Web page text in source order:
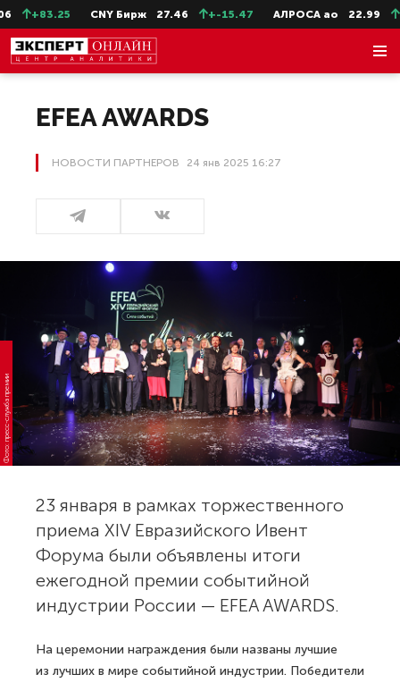
CNY Бирж 27.46 +-15.47 АЛРОСА ао 22.99 +-0.11
EFEA AWARDS
НОВОСТИ ПАРТНЕРОВ 24 янв 2025 16:27
Фото: пресс-служба премии
23 января в рамках торжественного
приема XIV Евразийского Ивент
Форума были объявлены итоги
ежегодной премии событийной
индустрии России — EFEA AWARDS.
На церемонии награждения были названы лучшие
из лучших в мире событийной индустрии. Победители